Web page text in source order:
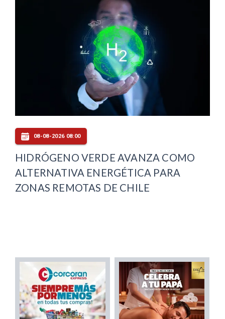
08-08-2026 08:00
HIDRÓGENO VERDE AVANZA COMO
ALTERNATIVA ENERGÉTICA PARA
ZONAS REMOTAS DE CHILE